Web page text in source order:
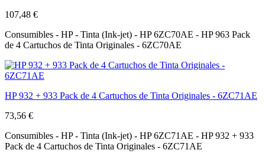
107,48 €
Consumibles - HP - Tinta (Ink-jet) - HP 6ZC70AE - HP 963 Pack
de 4 Cartuchos de Tinta Originales - 6ZC70AE
HP 932 + 933 Pack de 4 Cartuchos de Tinta Originales - 6ZC71AE
73,56 €
Consumibles - HP - Tinta (Ink-jet) - HP 6ZC71AE - HP 932 + 933
Pack de 4 Cartuchos de Tinta Originales - 6ZC71AE